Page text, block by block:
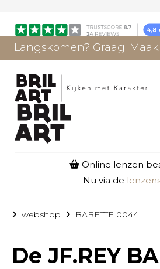
Langskomen? Graag!
Online lenzen
Nu via de
webshop BABETTE 0044
DeJF.REY